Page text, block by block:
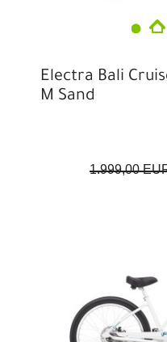
Electra Bali
M Sand
1.999,00